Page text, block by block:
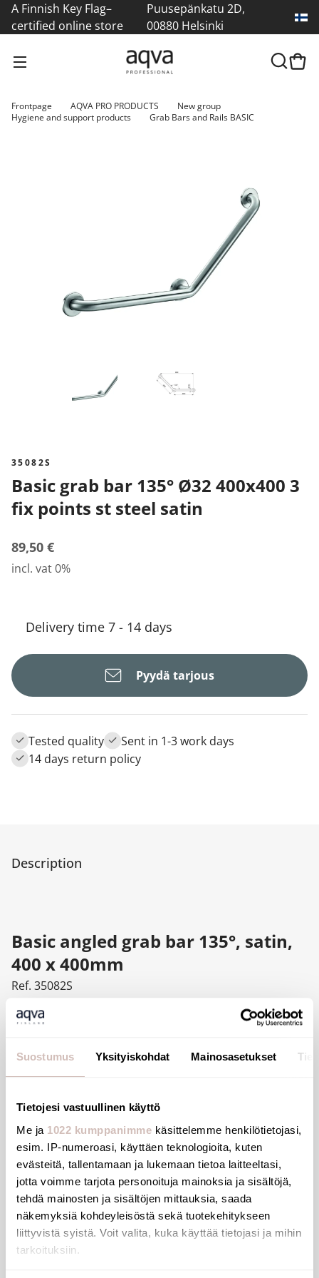
Suostumus Yksityiskohdat Mainosasetukset
Tietojesi vastuullinen käyttö
Me ja 1022 kumppanimme käsittelemme henkilötietojasi,
esim. IP-numeroasi, käyttäen teknologioita, kuten
evästeitä, tallentamaan ja lukemaan tietoa laitteeltasi,
jotta voimme tarjota personoituja mainoksia ja sisältöjä,
tehdä mainosten ja sisältöjen mittauksia, saada
näkemyksiä kohdeyleisöstä sekä tuotekehitykseen
liittyvistä syistä. Voit valita, kuka käyttää tietojasi ja mihin
tarkoituksiin.
A Finnish Key Flag–
certified online store
Puusepänkatu 2D,
00880 Helsinki
Frontpage AQVA PRO PRODUCTS
New group
Hygiene and support products
Grab Bars and Rails BASIC
35082S
Basic grab bar 135° Ø32 400x400 3
fix points st steel satin
89,50 €
incl. vat 0%
Delivery time 7 - 14 days
Pyydä tarjous
Tested quality
Sent in 1-3 work days
14 days return policy
Description
Basic angled grab bar 135°, satin,
400 x 400mm
Ref. 35082S
Basic angled grab bar 135°, Ø 32mm, for people with
reduced mobility.
3 fixing points prevent the hand from getting trapped
Concealed fixings, secured to wall by 3-hole stainless
steel plate.
Dimensions: 400 x 400mm.
30-year warranty.
CE marked.